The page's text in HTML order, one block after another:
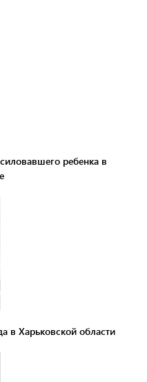
ребенка в
в Харьковской области